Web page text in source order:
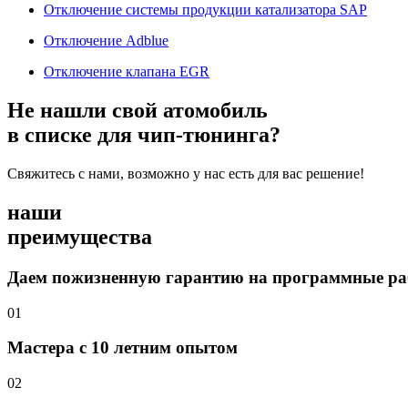
Отключение системы продукции катализатора SAP
Отключение Adblue
Отключение клапана EGR
Не нашли свой атомобиль
в списке для чип-тюнинга?
Свяжитесь с нами, возможно у нас есть для вас решение!
наши
преимущества
Даем пожизненную гарантию на программные
01
Мастера с 10 летним опытом
02